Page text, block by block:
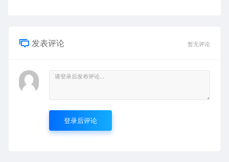
发表评论 暂无评论
登录后评论